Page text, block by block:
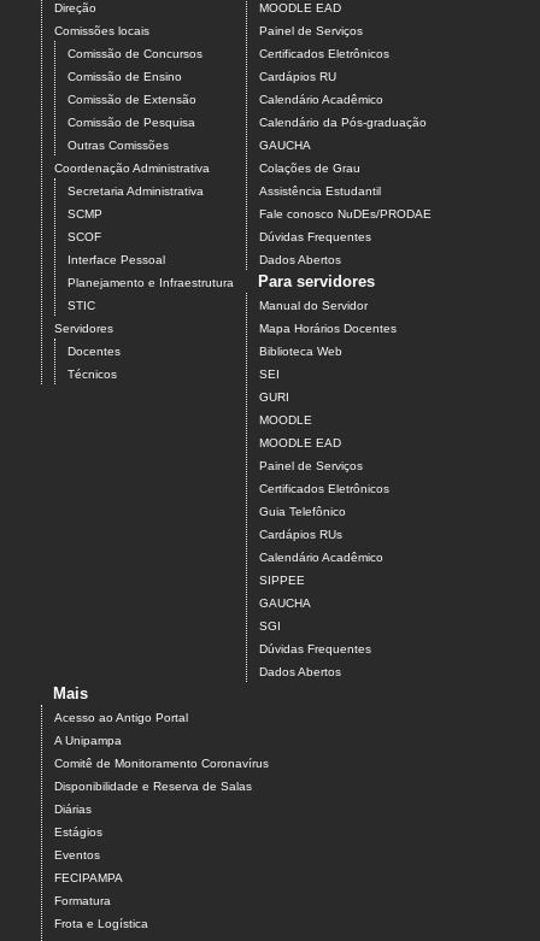
Direção
Comissões locais
Comissão de Concursos
Comissão de Ensino
Comissão de Extensão
Comissão de Pesquisa
Outras Comissões
Coordenação Administrativa
Secretaria Administrativa
SCMP
SCOF
Interface Pessoal
Planejamento e Infraestrutura
STIC
Servidores
Docentes
Técnicos
MOODLE EAD
Painel de Serviços
Certificados Eletrônicos
Cardápios RU
Calendário Acadêmico
Calendário da Pós-graduação
GAUCHA
Colações de Grau
Assistência Estudantil
Fale conosco NuDEs/PRODAE
Dúvidas Frequentes
Dados Abertos
Para servidores
Manual do Servidor
Mapa Horários Docentes
Biblioteca Web
SEI
GURI
MOODLE
MOODLE EAD
Painel de Serviços
Certificados Eletrônicos
Guia Telefônico
Cardápios RUs
Calendário Acadêmico
SIPPEE
GAUCHA
SGI
Dúvidas Frequentes
Dados Abertos
Mais
Acesso ao Antigo Portal
A Unipampa
Comitê de Monitoramento Coronavírus
Disponibilidade e Reserva de Salas
Diárias
Estágios
Eventos
FECIPAMPA
Formatura
Frota e Logística